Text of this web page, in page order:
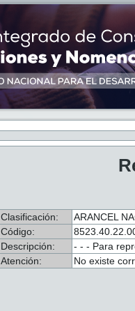
Clasificación:
ARANCEL
Código:
Descripción:
- - - Para
Atención:
No existe